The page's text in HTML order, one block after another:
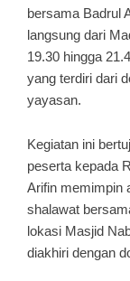
bersama Badrul
langsung dari
19.30 hingga
yang terdiri dari
yayasan.
Kegiatan ini
peserta kepada
Arifin memimpin
shalawat
lokasi Masjid
diakhiri dengan